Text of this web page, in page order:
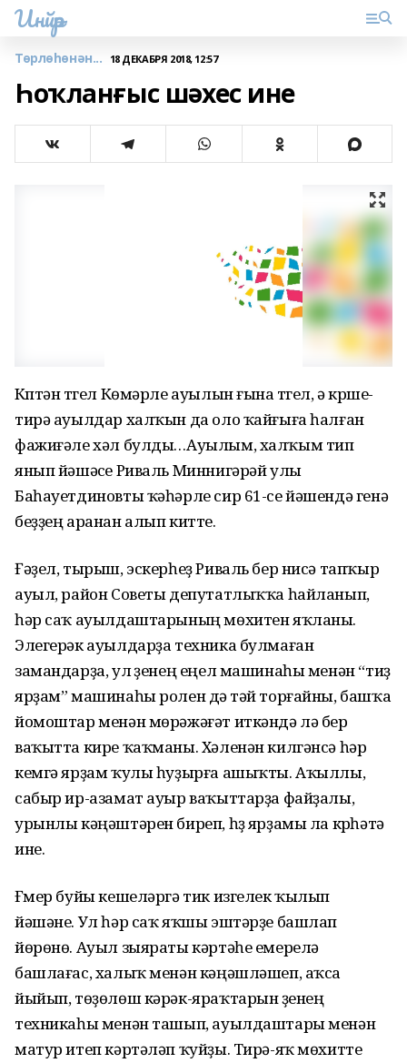
Инйәр
Төрлөһөнән... 18 ДЕКАБРЯ 2018, 12:57
Һоҡланғыс шәхес ине
Күптән түгел Көмәрле ауылын ғына түгел, ә күрше-
тирә ауылдар халҡын да оло ҡайғыға һалған
фажиғәле хәл булды…Ауылым, халҡым тип
янып йәшәүсе Риваль Миннигәрәй улы
Баһауетдиновты ҡәһәрле сир 61-се йәшендә генә
беҙҙең аранан алып китте.
Ғәҙел, тырыш, эскерһеҙ Риваль бер нисә тапҡыр
ауыл, район Советы депутатлыҡҡа һайланып,
һәр саҡ ауылдаштарының мөхитен яҡланы.
Элегерәк ауылдарҙа техника булмаған
замандарҙа, ул үҙенең еңел машинаһы менән “тиҙ
ярҙам” машинаһы ролен дә үтәй торғайны, башҡа
йомоштар менән мөрәжәғәт иткәндә лә бер
ваҡытта кире ҡаҡманы. Хәленән килгәнсә һәр
кемгә ярҙам ҡулы һуҙырға ашыҡты. Аҡыллы,
сабыр ир-азамат ауыр ваҡыттарҙа файҙалы,
урынлы кәңәштәрен биреп, һүҙ ярҙамы ла күрһәтә
ине.
Ғүмер буйы кешеләргә тик изгелек ҡылып
йәшәне. Ул һәр саҡ яҡшы эштәрҙе башлап
йөрөнө. Ауыл зыяраты кәртәһе емерелә
башлағас, халыҡ менән кәңәшләшеп, аҡса
йыйып, төҙөлөш кәрәк-яраҡтарын үҙенең
техникаһы менән ташып, ауылдаштары менән
матур итеп кәртәләп ҡуйҙы. Тирә-яҡ мөхитте